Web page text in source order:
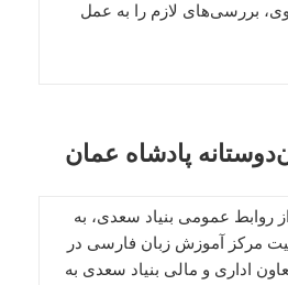
بررسی‌های لازم را به عمل
پادشاه عمان
روابط عمومی بنیاد سعدی، به
مرکز آموزش زبان فارسی در
اداری و مالی بنیاد سعدی به